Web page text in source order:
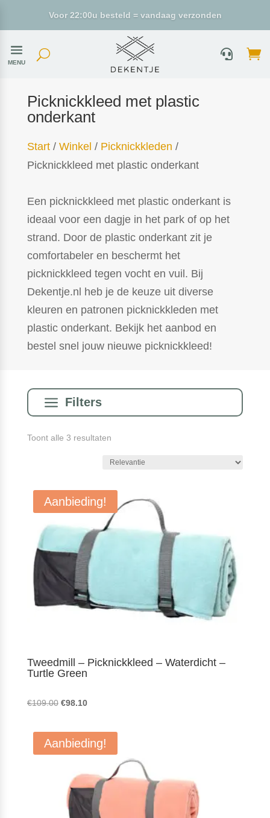
MENU
Picknickkleed met plastic
onderkant
Start/ Winkel / Picknickkleden /
Picknickkleed met plastic onderkant
Een picknickkleed met plastic onderkant is
ideaal voor een dagje in het park of op het
strand. Door de plastic onderkant zit je
comfortabeler en beschermt het
picknickkleed tegen vocht en vuil. Bij
Dekentje.nl heb je de keuze uit diverse
kleuren en patronen picknickkleden met
plastic onderkant. Bekijk het aanbod en
bestel snel jouw nieuwe picknickkleed!
a Filters
Toont alle 3 resultatenGesorteerd
Aanbieding!
Tweedmill – Picknickkleed – Waterdicht –
Turtle Green
€109.00 Oorspronkelijke
was:
€109.00.
€98.10Huidige
is:
€98.10.
Aanbieding!